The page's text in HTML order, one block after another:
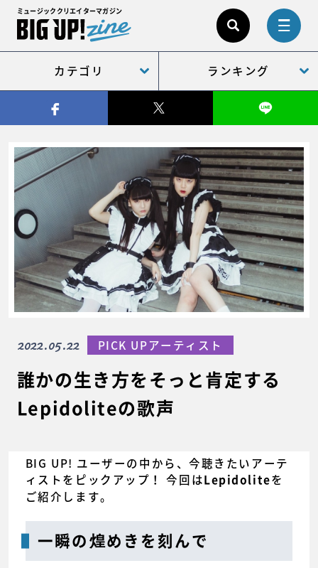
ミュージッククリエイターマガジン
カテゴリ ランキング
誰かの生き方をそっと肯定する
Lepidoliteの歌声
2022.05.22 PICK UPアーティスト
BIG UP! ユーザーの中から、今聴きたいアーテ
ィストをピックアップ！ 今回はLepidoliteを
ご紹介します。
一瞬の煌めきを刻んで